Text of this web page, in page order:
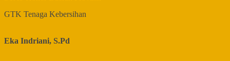
GTK Tenaga Kebersihan
Eka Indriani, S.Pd